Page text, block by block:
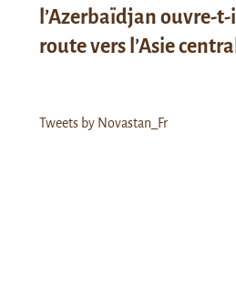
l’Azerbaïdjan ouvre-
route vers l’Asie
Tweets by Novastan_Fr